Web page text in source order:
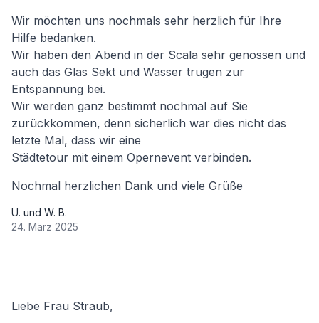
Wir möchten uns nochmals sehr herzlich für Ihre
Hilfe bedanken.
Wir haben den Abend in der Scala sehr genossen und
auch das Glas Sekt und Wasser trugen zur
Entspannung bei.
Wir werden ganz bestimmt nochmal auf Sie
zurückkommen, denn sicherlich war dies nicht das
letzte Mal, dass wir eine
Städtetour mit einem Opernevent verbinden.
Nochmal herzlichen Dank und viele Grüße
U. und W. B.
24. März 2025
Liebe Frau Straub,